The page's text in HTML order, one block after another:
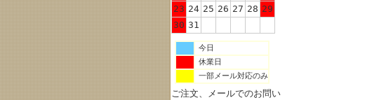
23 24 25 26 27 28 29
30 31
今日
休業日
一部メール対応のみ
ご注文、メールでのお問い